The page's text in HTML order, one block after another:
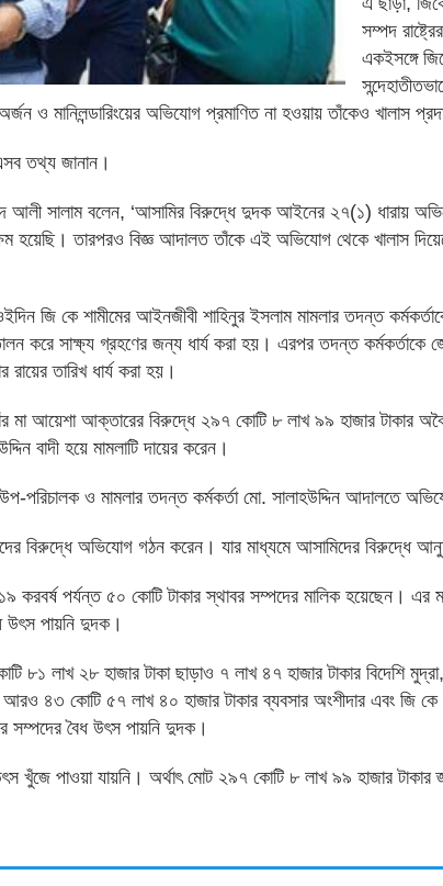
সম্পদ
একইসঙ্গে
ও মানিলন্ডারিংয়ের অভিযোগ প্রমাণিত না হওয়ায় তাঁকেও খালাস
তথ্য জানান।
আলী সালাম বলেন, ‘আসামির বিরুদ্ধে দুদক আইনের ২৭(১) ধারায়
হয়েছি। তারপরও বিজ্ঞ আদালত তাঁকে এই অভিযোগ থেকে খালাস
জি কে শামীমের আইনজীবী শাহিনুর ইসলাম মামলার তদন্ত
করে সাক্ষ্য গ্রহণের জন্য ধার্য করা হয়। এরপর তদন্ত কর্মকর্তাকে
তারিখ ধার্য করা হয়।
আয়েশা আক্তারের বিরুদ্ধে ২৯৭ কোটি ৮ লাখ ৯৯ হাজার টাকার
বাদী হয়ে মামলাটি দায়ের করেন।
পরিচালক ও মামলার তদন্ত কর্মকর্তা মো. সালাহউদ্দিন আদালতে
বিরুদ্ধে অভিযোগ গঠন করেন। যার মাধ্যমে আসামিদের বিরুদ্ধে
করবর্ষ পর্যন্ত ৫০ কোটি টাকার স্থাবর সম্পদের মালিক হয়েছেন।
উৎস পায়নি দুদক।
৮১ লাখ ২৮ হাজার টাকা ছাড়াও ৭ লাখ ৪৭ হাজার টাকার বিদেশি
৪৩ কোটি ৫৭ লাখ ৪০ হাজার টাকার ব্যবসার অংশীদার এবং জি কে
সম্পদের বৈধ উৎস পায়নি দুদক।
খুঁজে পাওয়া যায়নি। অর্থাৎ মোট ২৯৭ কোটি ৮ লাখ ৯৯ হাজার